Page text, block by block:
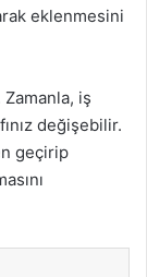
eklenmesini
iş
değişebilir.
geçirip